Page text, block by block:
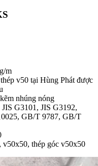
m
v50 tại Hùng Phát được
nhúng nóng
G3101, JIS G3192,
GB/T 9787, GB/T
v50x50, thép góc v50x50